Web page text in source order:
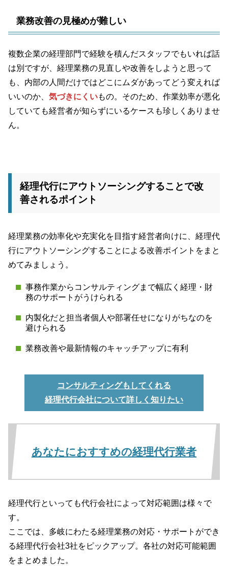
業務改善の見極めが難しい
複数企業の経理部門で経験を積んだスタッフでもいれば話
は別ですが、経理業務の見直しや改善をしようと思って
も、内部の人間だけではどこにムダがあってどう変えれば
いいのか、 気づきにくいもの。そのため、作業効率が悪化
していても経営者が知らずにいるケースも珍しくありませ
ん。
経理代行にアウトソーシングすることで改
善されるポイント
経理業務の効率化や充実化を目指す経営者向けに、経理代
行にアウトソーシングすることによる改善ポイントをまと
めてみましょう。
事務作業からコンサルティングまで幅広く経理・財
務のサポートがうけられる
内製化だと担当者個人や部署任せになりがちなのを
避けられる
業務改善や最新情報のキャッチアップに有利
コンサルティングもしてくれる
経理代行会社について詳しく知りたい
あなたにおすすめの経理代行業者
経理代行といっても代行会社によって対応範囲は様々で
す。
ここでは、多岐にわたる経理業務の対応・サポートができ
る経理代行会社3社をピックアップ。各社の対応可能範囲
をまとめました。